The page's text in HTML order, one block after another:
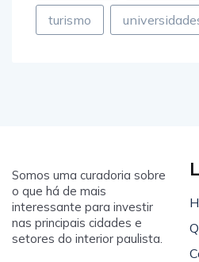
turismo
Somos uma curadoria sobre
o que há de mais
interessante para investir
nas principais cidades e
setores do interior paulista.